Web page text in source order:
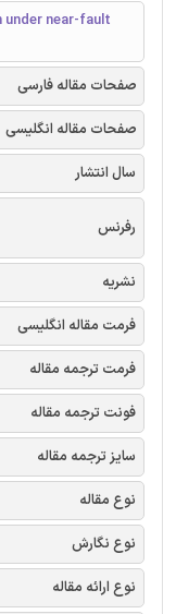
near-fault
صفحات مقاله فارسی
صفحات مقاله انگلیسی
سال انتشار
رفرنس
نشریه
فرمت مقاله انگلیسی
فرمت ترجمه مقاله
فونت ترجمه مقاله
سایز ترجمه مقاله
نوع مقاله
نوع نگارش
نوع ارائه مقاله